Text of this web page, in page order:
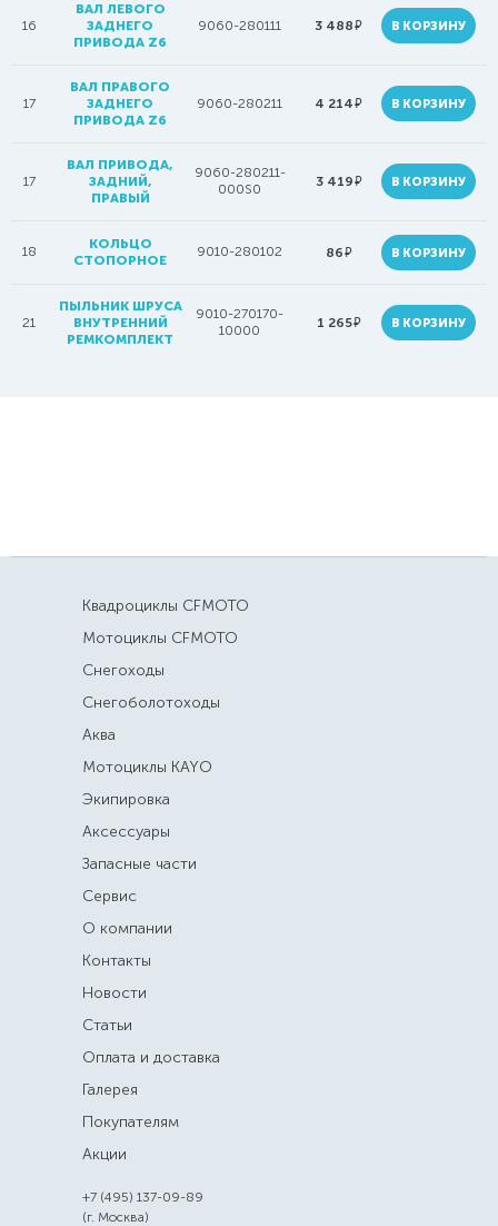
16
ВАЛ ЛЕВОГО
ЗАДНЕГО
ПРИВОДА Z6
9060-280111 3 488руб. В КОРЗИНУ
17
ВАЛ ПРАВОГО
ЗАДНЕГО
ПРИВОДА Z6
9060-280211 4 214руб. В КОРЗИНУ
17
ВАЛ ПРИВОДА,
ЗАДНИЙ,
ПРАВЫЙ
9060-280211-
000S0
3 419руб. В КОРЗИНУ
18
КОЛЬЦО
СТОПОРНОЕ
9010-280102 86руб. В КОРЗИНУ
21
ПЫЛЬНИК ШРУСА
ВНУТРЕННИЙ
РЕМКОМПЛЕКТ
9010-270170-
10000
1 265руб. В КОРЗИНУ
Квадроциклы CFMOTO
Мотоциклы CFMOTO
Снегоходы
Снегоболотоходы
Аква
Мотоциклы KAYO
Экипировка
Аксессуары
Запасные части
Сервис
О компании
Контакты
Новости
Статьи
Оплата и доставка
Галерея
Покупателям
Акции
+7 (495) 137-09-89
(г. Москва)